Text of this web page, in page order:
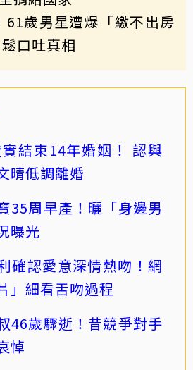
61歲男星遭爆「繳不出房
口吐真相
結束14年婚姻！ 認與
晴低調離婚
35周早產！曬「身邊男
曝光
確認愛意深情熱吻！網
」細看舌吻過程
46歲驟逝！昔競爭對手
悼